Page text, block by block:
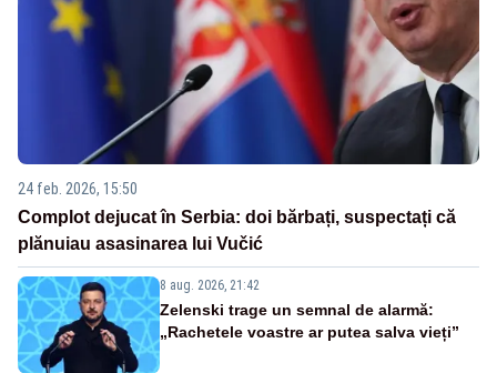
24 feb. 2026, 15:50
Complot dejucat în Serbia: doi bărbați, suspectați că
plănuiau asasinarea lui Vučić
8 aug. 2026, 21:42
Zelenski trage un semnal de alarmă:
„Rachetele voastre ar putea salva vieți”